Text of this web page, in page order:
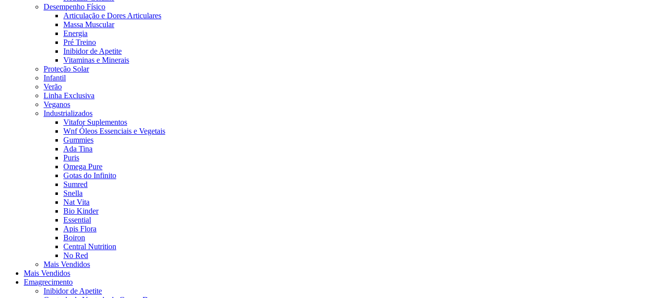
Desempenho Físico
Articulação e Dores Articulares
Massa Muscular
Energia
Pré Treino
Inibidor de Apetite
Vitaminas e Minerais
Proteção Solar
Infantil
Verão
Linha Exclusiva
Veganos
Industrializados
Vitafor Suplementos
Wnf Óleos Essenciais e Vegetais
Gummies
Ada Tina
Puris
Omega Pure
Gotas do Infinito
Sumred
Snella
Nat Vita
Bio Kinder
Essential
Apis Flora
Boiron
Central Nutrition
No Red
Mais Vendidos
Mais Vendidos
Emagrecimento
Inibidor de Apetite